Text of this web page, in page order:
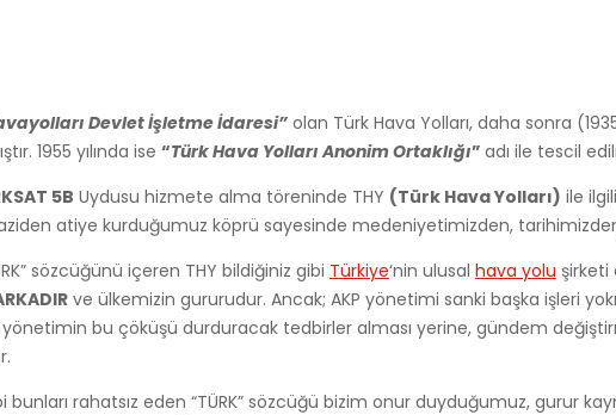
Devlet İşletme İdaresi”olan Türk Hava Yolları, daha sonra
1955 yılında ise “Türk Hava Yolları Anonim Ortaklığı” adı ile tescil
5B Uydusu hizmete alma töreninde THY (Türk Hava Yolları) ile
atiye kurduğumuz köprü sayesinde medeniyetimizden,
sözcüğünü içeren THY bildiğiniz gibi Türkiye‘nin ulusal hava yolu şirketi
ve ülkemizin gururudur. Ancak; AKP yönetimi sanki başka işleri
bu çöküşü durduracak tedbirler alması yerine, gündem
rahatsız eden “TÜRK” sözcüğü bizim onur duyduğumuz, gurur